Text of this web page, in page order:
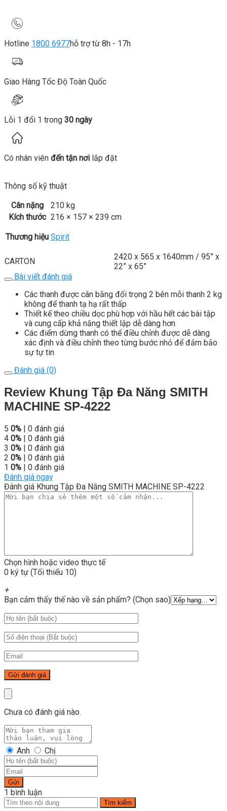
Hotline 1800 6977hỗ trợ từ 8h - 17h
Giao Hàng Tốc Độ Toàn Quốc
Lỗi 1 đổi 1 trong 30 ngày
Có nhân viên đến tận nơi lắp đặt
Thông số kỹ thuật
Cân nặng
210 kg
Kích thước 216 × 157 × 239 cm
Thương hiệu Spirit
CARTON
2420 x 565 x 1640mm / 95” x
22” x 65”
Bài viết đánh giá
Các thanh được cân bằng đối trọng 2 bên mỗi thanh 2 kg
không để thanh tạ hạ rất thấp
Thiết kế theo chiều dọc phù hợp với hầu hết các bài tập
và cung cấp khả năng thiết lập dễ dàng hơn
Các điểm dừng thanh có thể điều chỉnh được dễ dàng
xác định và điều chỉnh theo từng bước nhỏ để đảm bảo
sự tự tin
Đánh giá (0)
Review Khung Tập Đa Năng SMITH
MACHINE SP-4222
5 0% | 0 đánh giá
4 0% | 0 đánh giá
3 0% | 0 đánh giá
2 0% | 0 đánh giá
1 0% | 0 đánh giá
Đánh giá ngay
Đánh giá Khung Tập Đa Năng SMITH MACHINE SP-4222
Chọn hình hoặc video thực tế
0 ký tự (Tối thiểu 10)
+
Bạn cảm thấy thế nào về sản phẩm? (Chọn sao)
Chưa có đánh giá nào.
Anh Chị
Gửi
1 bình luận
Tìm kiếm